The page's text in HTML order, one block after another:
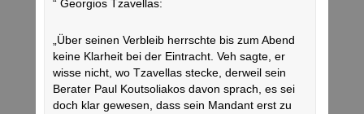
“ Georgios Tzavellas:
„Über seinen Verbleib herrschte bis zum Abend
keine Klarheit bei der Eintracht. Veh sagte, er
wisse nicht, wo Tzavellas stecke, derweil sein
Berater Paul Koutsoliakos davon sprach, es sei
doch klar gewesen, dass sein Mandant erst zu